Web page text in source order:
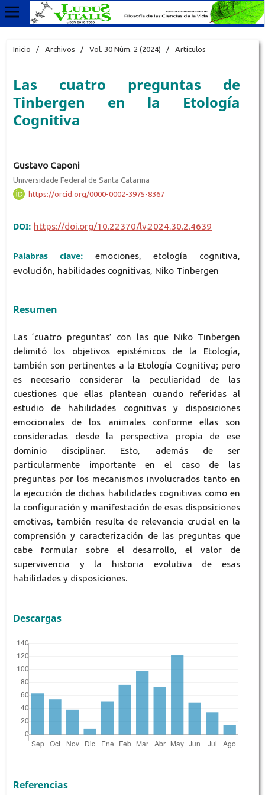
Inicio / Archivos / Vol. 30 Núm. 2 (2024) / Artículos
Las cuatro preguntas de
Tinbergen en la Etología
Cognitiva
Gustavo Caponi
Universidade Federal de Santa Catarina
https://orcid.org/0000-0002-3975-8367
DOI: https://doi.org/10.22370/lv.2024.30.2.4639
Palabras clave: emociones, etología cognitiva,
evolución, habilidades cognitivas, Niko Tinbergen
Resumen
Las ‘cuatro preguntas’ con las que Niko Tinbergen
delimitó los objetivos epistémicos de la Etología,
también son pertinentes a la Etología Cognitiva; pero
es necesario considerar la peculiaridad de las
cuestiones que ellas plantean cuando referidas al
estudio de habilidades cognitivas y disposiciones
emocionales de los animales conforme ellas son
consideradas desde la perspectiva propia de ese
dominio disciplinar. Esto, además de ser
particularmente importante en el caso de las
preguntas por los mecanismos involucrados tanto en
la ejecución de dichas habilidades cognitivas como en
la configuración y manifestación de esas disposiciones
emotivas, también resulta de relevancia crucial en la
comprensión y caracterización de las preguntas que
cabe formular sobre el desarrollo, el valor de
supervivencia y la historia evolutiva de esas
habilidades y disposiciones.
Descargas
Referencias